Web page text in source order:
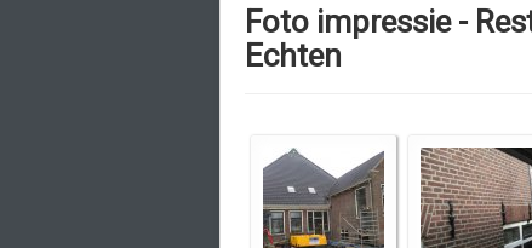
Foto impressie -
Echten